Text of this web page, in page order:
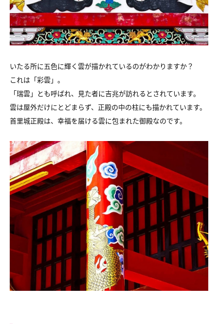
いたる所に五色に輝く雲が描かれているのがわかりますか？
これは「彩雲」。
「瑞雲」とも呼ばれ、見た者に吉兆が訪れるとされています。
雲は屋外だけにとどまらず、正殿の中の柱にも描かれています。
首里城正殿は、幸福を届ける雲に包まれた御殿なのです。